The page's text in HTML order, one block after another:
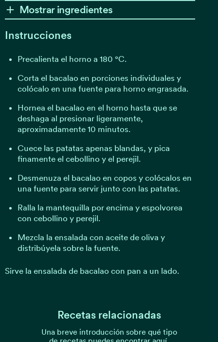
Mostrar ingredientes
Instrucciones
Precalienta el horno a 180 °C.
Corta el bacalao en porciones individuales y
colócalo en una fuente para horno engrasada.
Hornea el bacalao en el horno hasta que se
deshaga al presionar ligeramente,
aproximadamente 10 minutos.
Cuece las patatas apenas blandas, y pica
finamente el cebollino y el perejil.
Desmenuza el bacalao en copos y colócalos en
una fuente para servir junto con las patatas.
Ralla la mantequilla por encima y espolvorea
con cebollino y perejil.
Mezcla la ensalada con aceite de oliva y
distribúyela sobre la fuente.
Sirve la ensalada de bacalao con pan a un lado.
Recetas relacionadas
Una breve introducción sobre qué tipo